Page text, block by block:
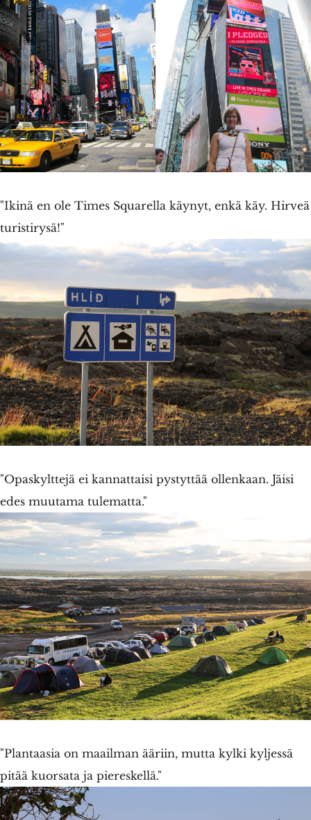
"Ikinä en ole Times Squarella käynyt, enkä käy. Hirveä
turistirysä!"
"Opaskylttejä ei kannattaisi pystyttää ollenkaan. Jäisi
edes muutama tulematta."
"Plantaasia on maailman ääriin, mutta kylki kyljessä
pitää kuorsata ja piereskellä."